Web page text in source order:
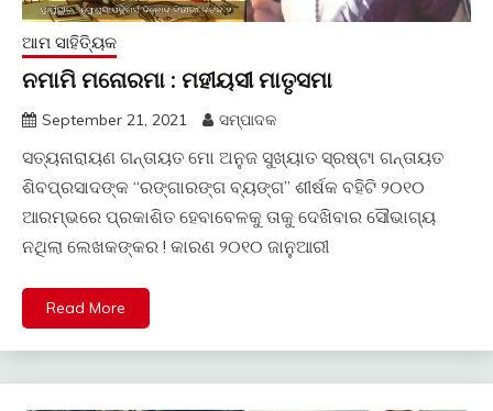
ଆମ ସାହିତ୍ୟିକ
ନମାମି ମନୋରମା : ମହୀୟସୀ ମାତୃସମା
September 21, 2021 ସମ୍ପାଦକ
ସତ୍ୟନାରାୟଣ ଗନ୍ତାୟତ ମୋ ଅନୁଜ ସୁଖ୍ୟାତ ସ୍ରଷ୍ଟା ଗନ୍ତାୟତ
ଶିବପ୍ରସାଦଙ୍କ “ରଙ୍ଗାରଙ୍ଗ ବ୍ୟଙ୍ଗ” ଶୀର୍ଷକ ବହିଟି ୨୦୧୦
ଆରମ୍ଭରେ ପ୍ରକାଶିତ ହେବାବେଳକୁ ତାକୁ ଦେଖିବାର ସୌଭାଗ୍ୟ
ନଥିଲା ଲେଖକଙ୍କର ! କାରଣ ୨୦୧୦ ଜାନୁଆରୀ
Read More